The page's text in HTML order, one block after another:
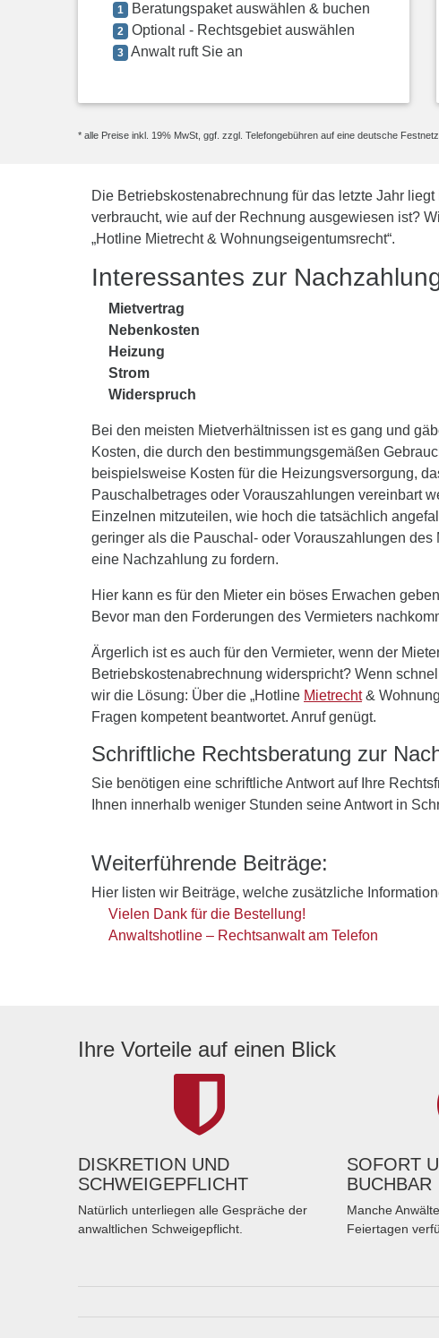
1 Beratungspaket auswählen & buchen
2 Optional - Rechtsgebiet auswählen
3 Anwalt ruft Sie an
* alle Preise inkl. 19% MwSt, ggf. zzgl. Telefongebühren auf eine deutsche
Die Betriebskostenabrechnung für das letzte Jahr
verbraucht, wie auf der Rechnung ausgewiesen ist?
„Hotline Mietrecht & Wohnungseigentumsrecht“.
Interessantes zur
Mietvertrag
Nebenkosten
Heizung
Strom
Widerspruch
Bei den meisten Mietverhältnissen ist es gang und
Kosten, die durch den bestimmungsgemäßen
beispielsweise Kosten für die Heizungsversorgung,
Pauschalbetrages oder Vorauszahlungen vereinbart
Einzelnen mitzuteilen, wie hoch die tatsächlich
geringer als die Pauschal- oder Vorauszahlungen
eine Nachzahlung zu fordern.
Hier kann es für den Mieter ein böses Erwachen
Bevor man den Forderungen des Vermieters
Ärgerlich ist es auch für den Vermieter, wenn der
Betriebskostenabrechnung widerspricht? Wenn
wir die Lösung: Über die „Hotline Mietrecht&
Fragen kompetent beantwortet. Anruf genügt.
Schriftliche Rechtsberatung zur
Sie benötigen eine schriftliche Antwort auf Ihre
Ihnen innerhalb weniger Stunden seine Antwort in
Weiterführende Beiträge:
Hier listen wir Beiträge, welche zusätzliche
Vielen Dank für die Bestellung!
Anwaltshotline – Rechtsanwalt am Telefon
Ihre Vorteile auf einen Blick
DISKRETION UND
SCHWEIGEPFLICHT
Natürlich unterliegen alle Gespräche der
anwaltlichen Schweigepflicht.
SOFORT
BUCHBAR
Manche
Feiertagen